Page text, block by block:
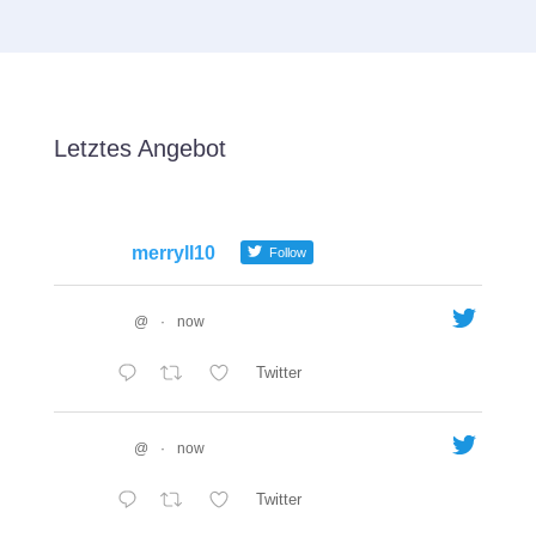
Letztes Angebot
merryll10 Follow
@ · now
Twitter
@ · now
Twitter